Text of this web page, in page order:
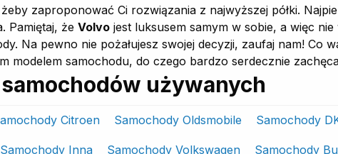
zaproponować Ci rozwiązania z najwyższej półki.
Pamiętaj, że Volvo jest luksusem samym w sobie, a więc
Na pewno nie pożałujesz swojej decyzji, zaufaj nam! Co
modelem samochodu, do czego bardzo serdecznie
używanych
Citroen Samochody Oldsmobile Samochody
Samochody Inna Samochody Volkswagen Samochody